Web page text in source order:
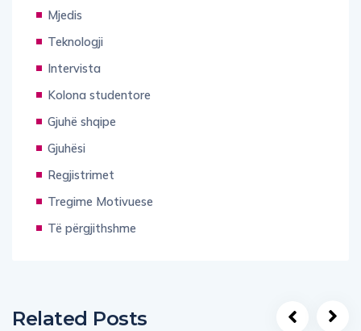
Mjedis
Teknologji
Intervista
Kolona studentore
Gjuhë shqipe
Gjuhësi
Regjistrimet
Tregime Motivuese
Të përgjithshme
Related Posts